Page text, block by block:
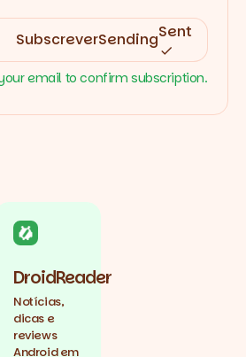
SubscreverSendingSent
email to confirm subscription.
DroidReader
Notícias,
dicas e
reviews
Android em